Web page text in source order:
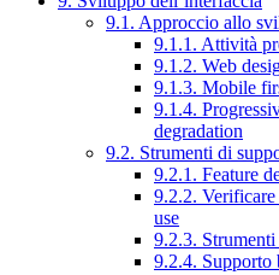
9.1. Approccio allo
9.1.1. Attività
9.1.2. Web
9.1.3. Mobile
9.1.4.
degradation
9.2. Strumenti di
9.2.1. Feature
9.2.2.
use
9.2.3. Strumenti
9.2.4. Supporto